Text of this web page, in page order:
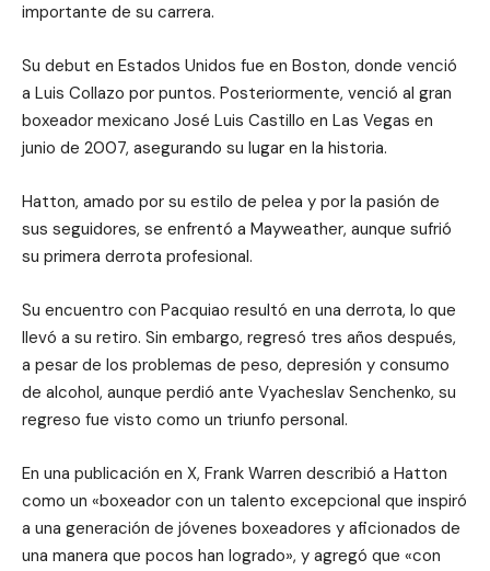
importante de su carrera.
Su debut en Estados Unidos fue en Boston, donde venció
a Luis Collazo por puntos. Posteriormente, venció al gran
boxeador mexicano José Luis Castillo en Las Vegas en
junio de 2007, asegurando su lugar en la historia.
Hatton, amado por su estilo de pelea y por la pasión de
sus seguidores, se enfrentó a Mayweather, aunque sufrió
su primera derrota profesional.
Su encuentro con Pacquiao resultó en una derrota, lo que
llevó a su retiro. Sin embargo, regresó tres años después,
a pesar de los problemas de peso, depresión y consumo
de alcohol, aunque perdió ante Vyacheslav Senchenko, su
regreso fue visto como un triunfo personal.
En una publicación en X, Frank Warren describió a Hatton
como un «boxeador con un talento excepcional que inspiró
a una generación de jóvenes boxeadores y aficionados de
una manera que pocos han logrado», y agregó que «con